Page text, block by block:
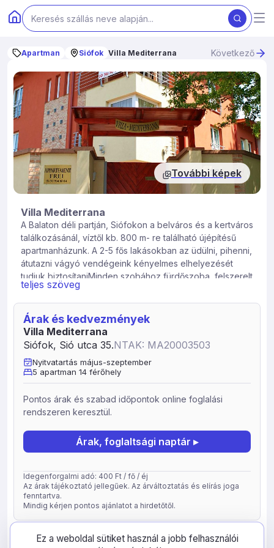
Apartman Siófok Villa Mediterrana Következő
További képek
Villa Mediterrana
A Balaton déli partján, Siófokon a belváros és a kertváros
találkozásánál, víztől kb. 800 m- re található újépítésű
apartmanházunk. A 2-5 fős lakásokban az üdülni, pihenni,
átutazni vágyó vendégeink kényelmes elhelyezését
tudjuk biztosítaniMinden szobához fürdőszoba, felszerelt
konyha, kábel tv, széf tartozik. Az apartmanok
légkondicionáloval felszereltek. /térítés ellenében 2500.,
Ft/nap/ Szolgáltatások: ingyenes wifi, kert, medence,
parkolóhelyek, ágynemű. Figyelem: törölközőt hozni kell.
Étterem, vásárlási lehetőség 200 m, centrum 100 m,
Beach 900 m, wellness centrum 500 m, vasútállomás 400
m. A közelben lehetőség van félpanziós ellátásra.
Nemdohányzó objektum. Szezonális árakkal dolgozunk,
programajánlatokkal várjuk kedves vendégeinket.
Figyelem. Julius 25-aug. 22 közötti időszakban csak heti
turnust értékesítünk, szombati váltással. Felhívjuk kedves
Vendégeink figyelmét, hogy a vírushelyzetre való
tekintettel a medence június végétől üzemel. Szives
megértésüket köszönjük.
teljes szöveg
Árak és kedvezmények
Villa Mediterrana
Siófok, Sió utca 35.NTAK: MA20003503
Nyitvatartás május-szeptember
5 apartman 14 férőhely
Pontos árak és szabad időpontok online foglalási
rendszeren keresztül.
Árak, foglaltsági naptár ▸
Idegenforgalmi adó: 400 Ft / fő / éj
Az árak tájékoztató jellegűek. Az árváltoztatás és elírás joga
fenntartva.
Mindig kérjen pontos ajánlatot a hirdetőtől.
frissítve: 2026-05-05 62337
Ez a weboldal sütiket használ a jobb felhasználói